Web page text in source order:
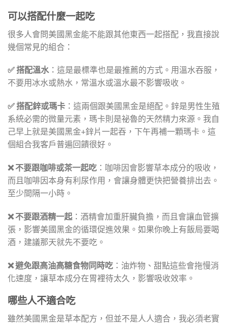
可以搭配什麼一起吃
很多人會問美國黑金能不能跟其他東西一起搭配，我直接說
幾個常見的組合：
✅ 搭配溫水：這是最標準也是最推薦的方式。用溫水吞服，
不要用冰水或熱水，常溫水或溫水最不影響吸收。
✅ 搭配鋅或瑪卡 ：這兩個跟美國黑金是絕配。鋅是男性生殖
系統必需的微量元素，瑪卡則是祕魯的天然精力來源。我自
己早上就是美國黑金+鋅片一起吞，下午再補一顆瑪卡。這
個組合我客戶普遍回饋很好。
❌ 不要跟咖啡或茶一起吃 ：咖啡因會影響草本成分的吸收，
而且咖啡因本身有利尿作用，會讓身體更快把營養排出去。
至少間隔一小時。
❌ 不要跟酒精一起 ：酒精會加重肝臟負擔，而且會讓血管擴
張，影響美國黑金的循環促進效果。如果你晚上有飯局要喝
酒，建議那天就先不要吃。
❌ 避免跟高油高糖食物同時吃 ：油炸物、甜點這些會拖慢消
化速度，讓草本成分在胃裡待太久，影響吸收效率。
哪些人不適合吃
雖然美國黑金是草本配方，但並不是人人適合，我必須老實